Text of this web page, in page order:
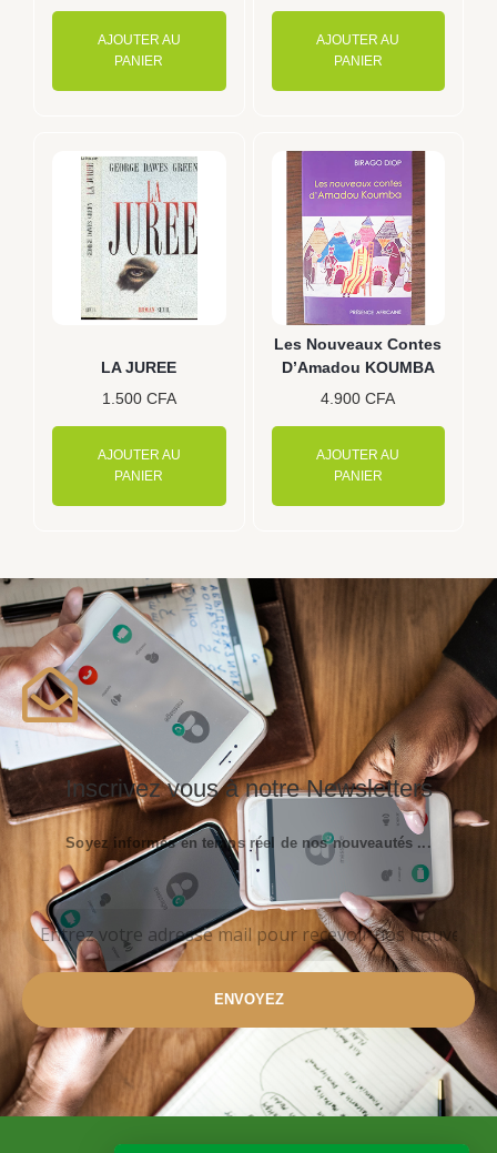
AJOUTER AU
PANIER
AJOUTER AU
PANIER
LA JUREE
1.500 CFA
AJOUTER AU
PANIER
Les Nouveaux Contes
D’Amadou KOUMBA
4.900CFA
AJOUTER AU
PANIER
Inscrivez vous à notre Newsletters
Soyez informés en temps réel de nos nouveautés ...
ENVOYEZ